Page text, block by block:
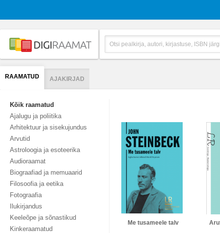
RAAMATUD AJAKIRJAD
Kõik raamatud
Ajalugu ja poliitika
Arhitektuur ja sisekujundus
Arvutid
Astroloogia ja esoteerika
Audioraamat
Biograafiad ja memuaarid
Filosoofia ja eetika
Fotograafia
Ilukirjandus
Keeleõpe ja sõnastikud
Kinkeraamatud
Me tusameele talv